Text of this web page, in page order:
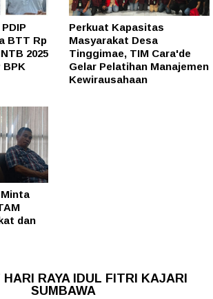
BTT Rp
2025
BPK
Perkuat Kapasitas
Masyarakat Desa
Tinggimae, TIM Cara'de
Gelar Pelatihan Manajemen
Kewirausahaan
dan
RAYA IDUL FITRI KAJARI
SUMBAWA